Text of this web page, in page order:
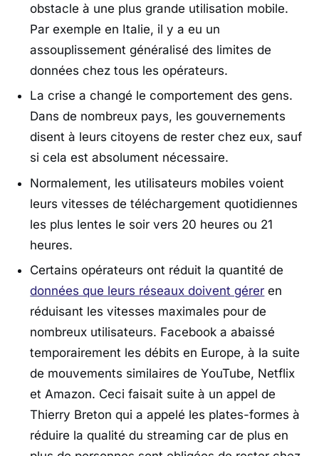
obstacle à une plus grande utilisation mobile.
Par exemple en Italie, il y a eu un
assouplissement généralisé des limites de
données chez tous les opérateurs.
La crise a changé le comportement des gens.
Dans de nombreux pays, les gouvernements
disent à leurs citoyens de rester chez eux, sauf
si cela est absolument nécessaire.
Normalement, les utilisateurs mobiles voient
leurs vitesses de téléchargement quotidiennes
les plus lentes le soir vers 20 heures ou 21
heures.
Certains opérateurs ont réduit la quantité de
données que leurs réseaux doivent gérer en
réduisant les vitesses maximales pour de
nombreux utilisateurs. Facebook a abaissé
temporairement les débits en Europe, à la suite
de mouvements similaires de YouTube, Netflix
et Amazon. Ceci faisait suite à un appel de
Thierry Breton qui a appelé les plates-formes à
réduire la qualité du streaming car de plus en